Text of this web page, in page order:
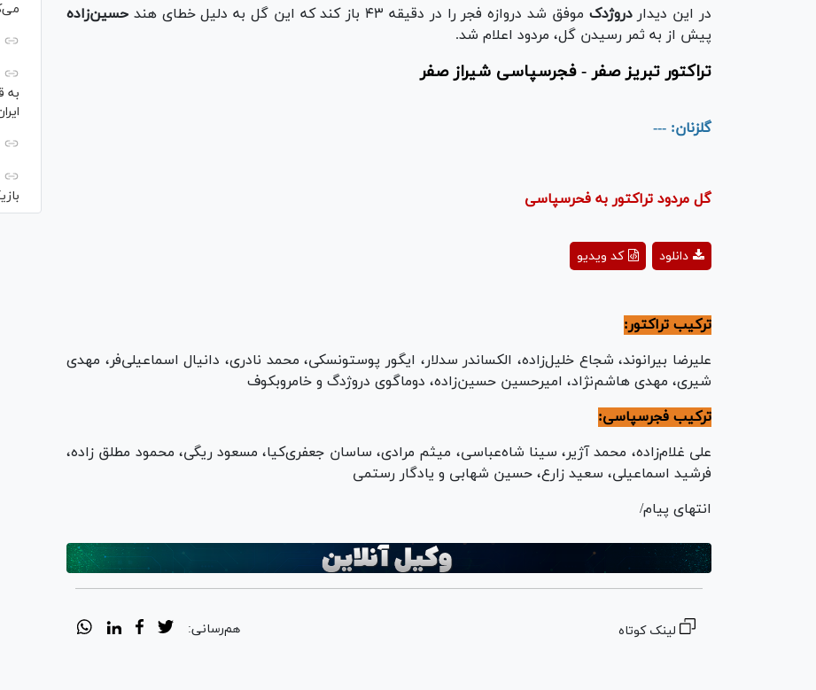
در این دیداردروژدک موفق شد دروازه فجر را در دقیقه ۴۳ باز کند که این گل به دلیل خطای هند
حسین‌زاده
پیش از به ثمر رسیدن گل، مردود اعلام شد.
تراکتور تبریز صفر - فجرسپاسی شیراز صفر
گلزنان: ---
گل مردود تراکتور به فحرسپاسی
کد ویدیو دانلود
ترکیب تراکتور:
علیرضا بیرانوند، شجاع خلیل‌زاده، الکساندر سدلار، ایگور پوستونسکی، محمد نادری، دانیال اسماعیلی‌فر، مهدی
شیری، مهدی هاشم‌نژاد، امیرحسین حسین‌زاده، دوماگوی دروژدگ و خامروبکوف
ترکیب فجرسپاسی:
علی غلام‌زاده، محمد آژیر، سینا شاه‌عباسی، میثم مرادی، ساسان جعفری‌کیا، مسعود ریگی، محمود مطلق زاده،
فرشید اسماعیلی، سعید زارع، حسین شهابی و یادگار رستمی
انتهای پیام/
لینک کوتاه هم‌رسانی:
به